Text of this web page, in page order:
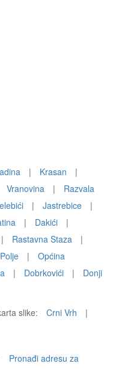
| Krasan
|
Vranovina |
Razvala
| Jastrebice
|
| Dakići
|
| Rastavna Staza
|
|
Općina
| Dobrkovići |
Donji
slike:
Crni Vrh
|
Pronađi adresu za